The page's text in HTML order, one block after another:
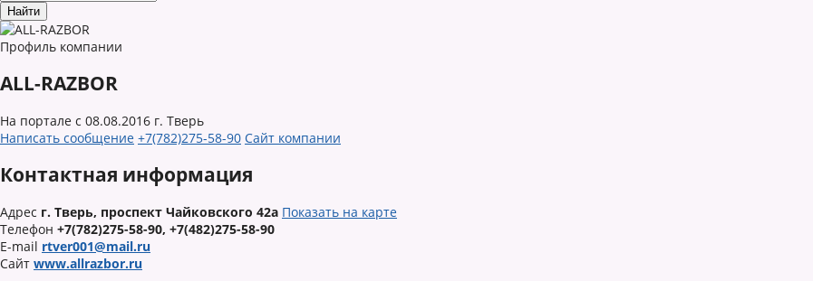
Профиль компании
ALL-RAZBOR
На портале с 08.08.2016 г. Тверь
Написать сообщение +7(782)275-58-90 Сайт компании
Контактная информация
Адрес г. Тверь, проспект Чайковского 42а Показать на карте
Телефон +7(782)275-58-90, +7(482)275-58-90
E-mail rtver001@mail.ru
Сайт www.allrazbor.ru